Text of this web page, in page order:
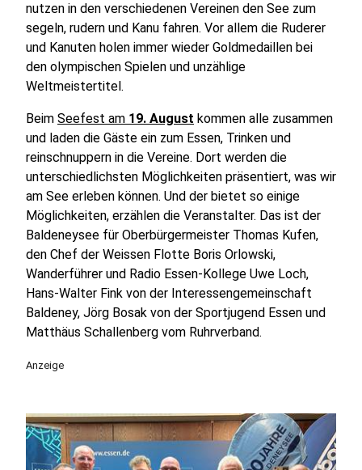
nutzen in den verschiedenen Vereinen den See zum
segeln, rudern und Kanu fahren. Vor allem die Ruderer
und Kanuten holen immer wieder Goldmedaillen bei
den olympischen Spielen und unzählige
Weltmeistertitel.
Beim Seefest am 19. August kommen alle zusammen
und laden die Gäste ein zum Essen, Trinken und
reinschnuppern in die Vereine. Dort werden die
unterschiedlichsten Möglichkeiten präsentiert, was wir
am See erleben können. Und der bietet so einige
Möglichkeiten, erzählen die Veranstalter. Das ist der
Baldeneysee für Oberbürgermeister Thomas Kufen,
den Chef der Weissen Flotte Boris Orlowski,
Wanderführer und Radio Essen-Kollege Uwe Loch,
Hans-Walter Fink von der Interessengemeinschaft
Baldeney, Jörg Bosak von der Sportjugend Essen und
Matthäus Schallenberg vom Ruhrverband.
Anzeige